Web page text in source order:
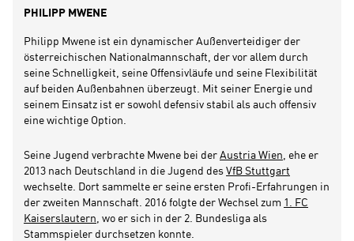
PHILIPP MWENE
Philipp Mwene ist ein dynamischer Außenverteidiger der
österreichischen Nationalmannschaft, der vor allem durch
seine Schnelligkeit, seine Offensivläufe und seine Flexibilität
auf beiden Außenbahnen überzeugt. Mit seiner Energie und
seinem Einsatz ist er sowohl defensiv stabil als auch offensiv
eine wichtige Option.
Seine Jugend verbrachte Mwene bei der Austria Wien , ehe er
2013 nach Deutschland in die Jugend des VfB Stuttgart
wechselte. Dort sammelte er seine ersten Profi-Erfahrungen in
der zweiten Mannschaft. 2016 folgte der Wechsel zum 1. FC
Kaiserslautern , wo er sich in der 2. Bundesliga als
Stammspieler durchsetzen konnte.